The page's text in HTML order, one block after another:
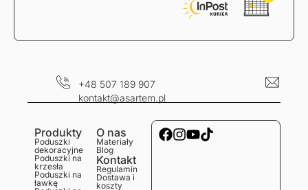
+48 507 189 907
kontakt@asartem.pl
Produkty
Poduszki
dekoracyjne
Poduszki na
krzesła
Poduszki na
ławkę
O nas
Materiały
Blog
Kontakt
Regulamin
Dostawa i
koszty